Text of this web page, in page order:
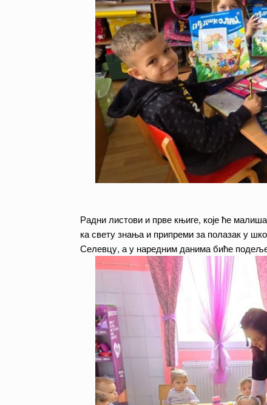
Радни листови и прве књиге, које ће
ка свету знања и припреми за полазак у
Селевцу, а у наредним данима биће